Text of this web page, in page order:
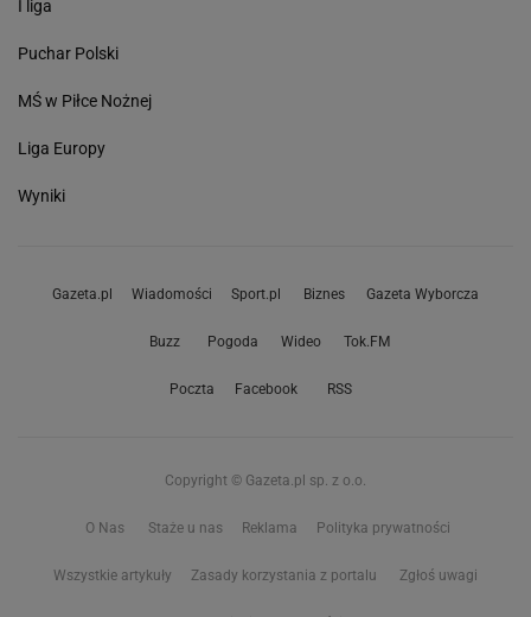
I liga
Puchar Polski
MŚ w Piłce Nożnej
Liga Europy
Wyniki
Gazeta.pl Wiadomości Sport.pl Biznes Gazeta Wyborcza
Buzz Pogoda Wideo Tok.FM
Poczta Facebook RSS
Copyright © Gazeta.pl sp. z o.o.
O Nas Staże u nas Reklama Polityka prywatności
Wszystkie artykuły Zasady korzystania z portalu Zgłoś uwagi